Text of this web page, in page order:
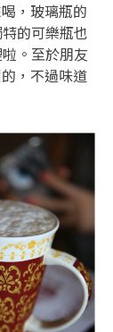
，玻璃瓶的
的可樂瓶也
。至於朋友
，不過味道